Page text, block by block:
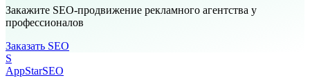
Закажите SEO-продвижение рекламного агентства у
профессионалов
Заказать SEO
S
AppStarSEO